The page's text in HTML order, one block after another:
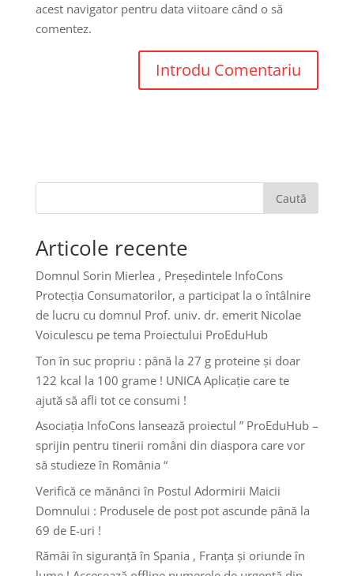
acest navigator pentru data viitoare când o să
comentez.
Caută
Articole recente
Domnul Sorin Mierlea , Președintele InfoCons
Protecția Consumatorilor, a participat la o întâlnire
de lucru cu domnul Prof. univ. dr. emerit Nicolae
Voiculescu pe tema Proiectului ProEduHub
Ton în suc propriu : până la 27 g proteine și doar
122 kcal la 100 grame ! UNICA Aplicație care te
ajută să afli tot ce consumi !
Asociația InfoCons lansează proiectul ” ProEduHub –
sprijin pentru tinerii români din diaspora care vor
să studieze în România “
Verifică ce mănânci în Postul Adormirii Maicii
Domnului : Produsele de post pot ascunde până la
69 de E-uri !
Rămâi în siguranță în Spania , Franța și oriunde în